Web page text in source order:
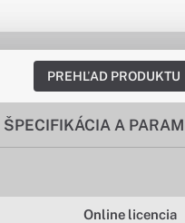
PREHĽAD PRODUKTU
ŠPECIFIKÁCIA A
Online licencia